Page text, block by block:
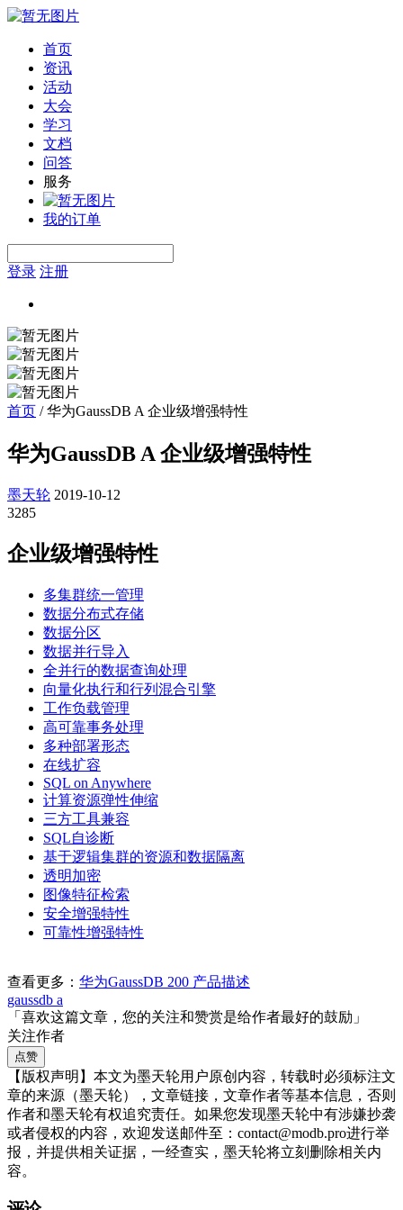
首页
资讯
活动
大会
学习
文档
问答
服务
我的订单
登录 注册
首页 /华为GaussDB A 企业级增强特性
华为GaussDB A 企业级增强特性
墨天轮 2019-10-12
3285
企业级增强特性
多集群统一管理
数据分布式存储
数据分区
数据并行导入
全并行的数据查询处理
向量化执行和行列混合引擎
工作负载管理
高可靠事务处理
多种部署形态
在线扩容
SQL on Anywhere
计算资源弹性伸缩
三方工具兼容
SQL自诊断
基于逻辑集群的资源和数据隔离
透明加密
图像特征检索
安全增强特性
可靠性增强特性
查看更多： 华为GaussDB 200 产品描述
gaussdb a
「喜欢这篇文章，您的关注和赞赏是给作者最好的鼓励」
关注作者
点赞
【版权声明】本文为墨天轮用户原创内容，转载时必须标注文
章的来源（墨天轮），文章链接，文章作者等基本信息，否则
作者和墨天轮有权追究责任。如果您发现墨天轮中有涉嫌抄袭
或者侵权的内容，欢迎发送邮件至：contact@modb.pro进行举
报，并提供相关证据，一经查实，墨天轮将立刻删除相关内
容。